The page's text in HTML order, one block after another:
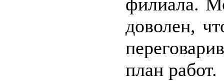
филиала.
доволен,
план работ.